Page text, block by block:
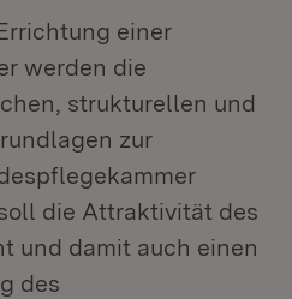
einer
werden die
strukturellen und
zur
die Attraktivität des
und damit auch einen
des